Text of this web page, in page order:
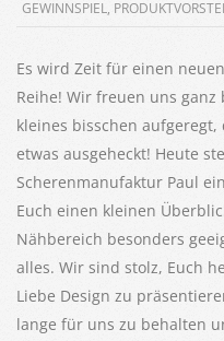
12-
GEWINNSPIEL,
Es wird Zeit für einen
Reihe! Wir freuen uns
kleines bisschen
etwas ausgeheckt! Heute
Scherenmanufaktur Paul
Euch einen kleinen
Nähbereich besonders
alles. Wir sind stolz, Euch
Liebe Design zu
lange für uns zu behalten